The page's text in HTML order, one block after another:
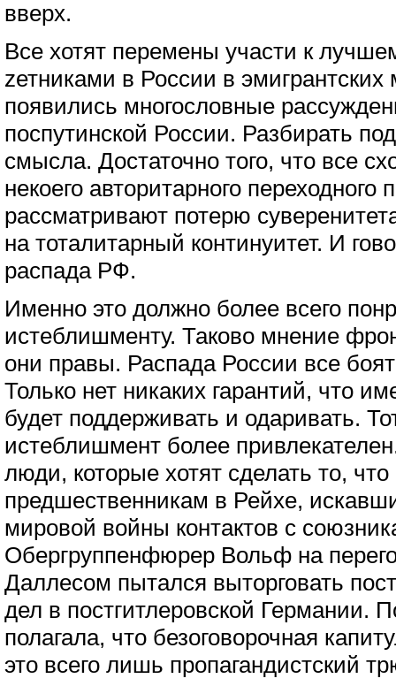
вверх.
Все хотят перемены участи к
zетниками в России в эмигрантских
появились многословные
поспутинской России. Разбирать
смысла. Достаточно того, что все
некоего авторитарного переходного
рассматривают потерю
на тоталитарный континуитет. И
распада РФ.
Именно это должно более всего
истеблишменту. Таково мнение
они правы. Распада России все
Только нет никаких гарантий, что
будет поддерживать и одаривать.
истеблишмент более
люди, которые хотят сделать то,
предшественникам в Рейхе,
мировой войны контактов с
Обергруппенфюрер Вольф на
Даллесом пытался выторговать
дел в постгитлеровской Германии.
полагала, что безоговорочная
это всего лишь пропагандистский